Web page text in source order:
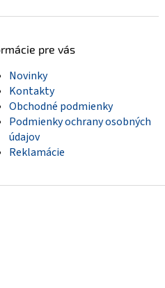
pre vás
Novinky
Kontakty
Obchodné podmienky
Podmienky ochrany osobných
údajov
Reklamácie